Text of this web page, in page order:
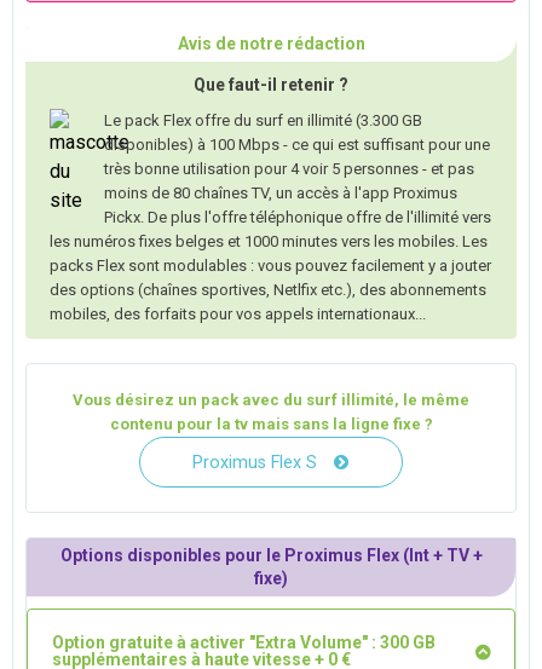
Avis de notre rédaction
Que faut-il retenir ?
Le pack Flex offre du surf en illimité (3.300 GB
disponibles) à 100 Mbps - ce qui est suffisant pour une
très bonne utilisation pour 4 voir 5 personnes - et pas
moins de 80 chaînes TV, un accès à l'app Proximus
Pickx. De plus l'offre téléphonique offre de l'illimité vers
les numéros fixes belges et 1000 minutes vers les mobiles. Les
packs Flex sont modulables : vous pouvez facilement y a jouter
des options (chaînes sportives, Netlfix etc.), des abonnements
mobiles, des forfaits pour vos appels internationaux...
Vous désirez un pack avec du surf illimité, le même
contenu pour la tv mais sans la ligne fixe ?
Proximus Flex S
Options disponibles pour le Proximus Flex (Int + TV +
fixe)
Option gratuite à activer "Extra Volume" : 300 GB
supplémentaires à haute vitesse + 0 €